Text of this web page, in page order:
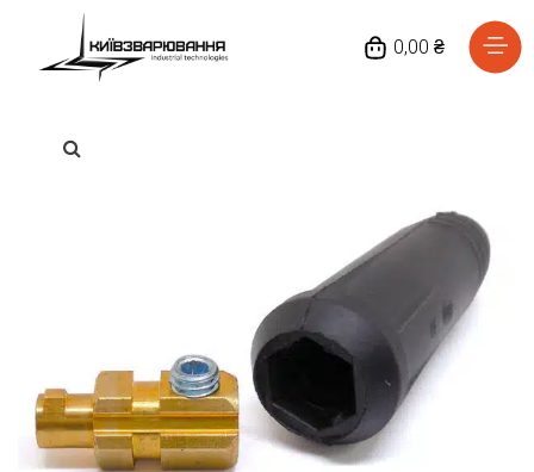
0,00 ₴
Головна
Доставка та оплата
Повернення та обмін